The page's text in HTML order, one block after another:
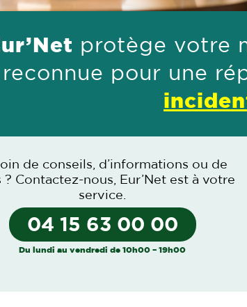
protège votre
pour une
de conseils, d’informations ou de
? Contactez-nous, Eur’Net est à votre
service.
04 15 63 00 00
Du lundi au vendredi de 10h00 – 19h00